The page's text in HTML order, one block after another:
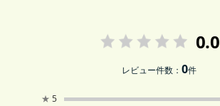
0.0
レビュー件数：0件
★ 5